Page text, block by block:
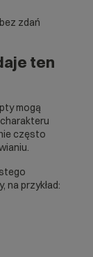
zdań
ten
mogą
często
na przykład: